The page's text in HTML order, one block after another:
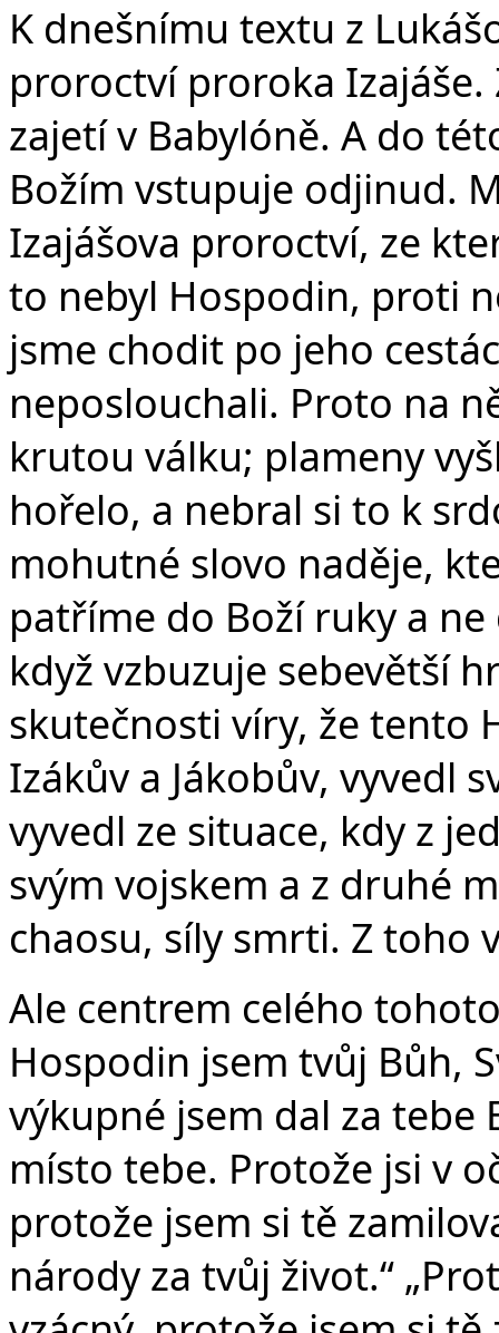
K dnešnímu textu z
proroctví proroka Izajáše.
zajetí v Babylóně. A do
Božím vstupuje odjinud.
Izajášova proroctví, ze
to nebyl Hospodin, proti
jsme chodit po jeho
neposlouchali. Proto na
krutou válku; plameny
hořelo, a nebral si to k
mohutné slovo naděje,
patříme do Boží ruky a
když vzbuzuje sebevětší
skutečnosti víry, že tento
Izákův a Jákobův, vyvedl
vyvedl ze situace, kdy z
svým vojskem a z druhé
chaosu, síly smrti. Z toho
Ale centrem celého
Hospodin jsem tvůj Bůh,
výkupné jsem dal za tebe
místo tebe. Protože jsi v
protože jsem si tě
národy za tvůj život.“